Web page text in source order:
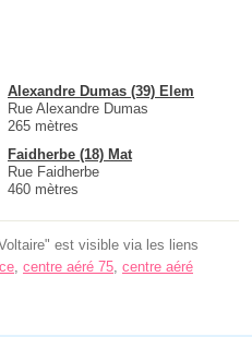
Alexandre Dumas (39) Elem
Rue Alexandre Dumas
265 mètres
Faidherbe (18) Mat
Rue Faidherbe
460 mètres
est visible via les liens
, centre aéré 75, centre aéré